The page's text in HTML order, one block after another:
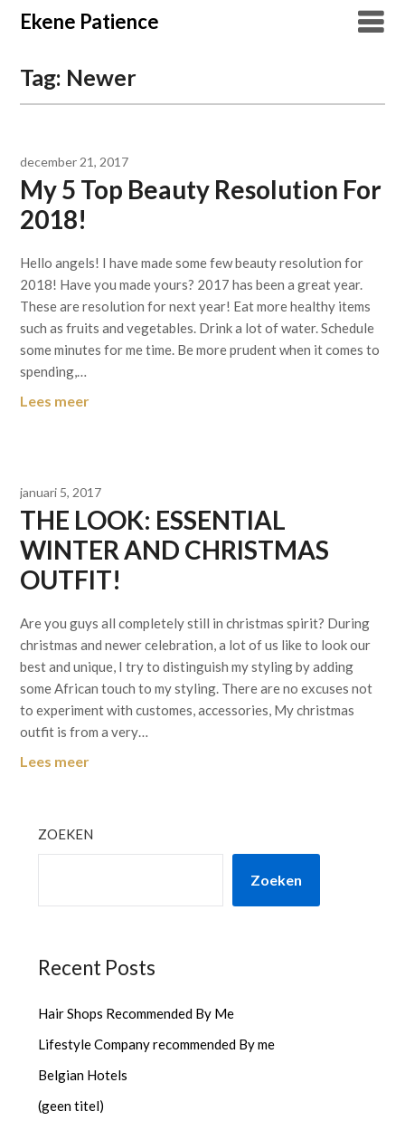
Overslaan
naar
Ekene Patience
Tag: Newer
december 21, 2017
My 5 Top Beauty Resolution For
2018!
Hello angels! I have made some few beauty resolution for
2018! Have you made yours? 2017 has been a great year.
These are resolution for next year! Eat more healthy items
such as fruits and vegetables. Drink a lot of water. Schedule
some minutes for me time. Be more prudent when it comes to
spending,…
Lees meer
januari 5, 2017
THE LOOK: ESSENTIAL
WINTER AND CHRISTMAS
OUTFIT!
Are you guys all completely still in christmas spirit? During
christmas and newer celebration, a lot of us like to look our
best and unique, I try to distinguish my styling by adding
some African touch to my styling. There are no excuses not
to experiment with customes, accessories, My christmas
outfit is from a very…
Lees meer
ZOEKEN
Zoeken
Recent Posts
Hair Shops Recommended By Me
Lifestyle Company recommended By me
Belgian Hotels
(geen titel)